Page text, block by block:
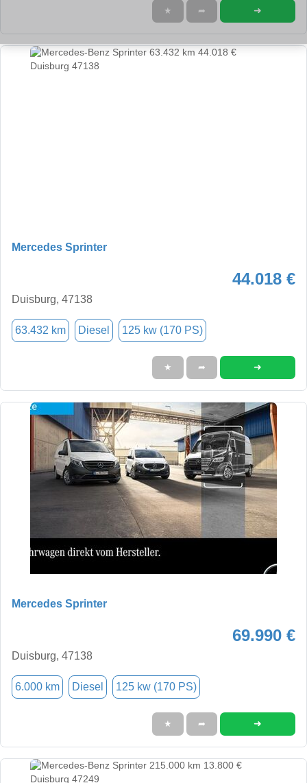
★ ➦ ➜
Mercedes Sprinter
44.018 €
Duisburg, 47138
63.432 km Diesel 125 kw (170 PS)
★ ➦ ➜
Mercedes Sprinter
69.990 €
Duisburg, 47138
6.000 km Diesel 125 kw (170 PS)
★ ➦ ➜